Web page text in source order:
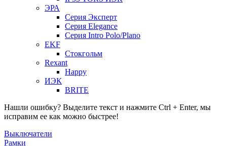
ЭРА
Серия Эксперт
Серия Elegance
Серия Intro Polo/Plano
EKF
Стокгольм
Rexant
Happy
ИЭК
BRITE
Нашли ошибку? Выделите текст и нажмите Ctrl + Enter, мы
исправим ее как можно быстрее!
Выключатели
Рамки